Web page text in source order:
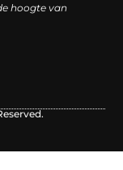
hoogte van